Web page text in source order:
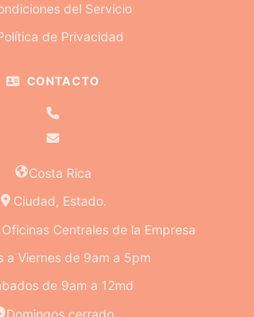
del Servicio
de Privacidad
CONTACTO
Costa Rica
Ciudad, Estado.
Centrales de la Empresa
a Viernes de 9am a 5pm
de 9am a 12md
Domingos cerrado